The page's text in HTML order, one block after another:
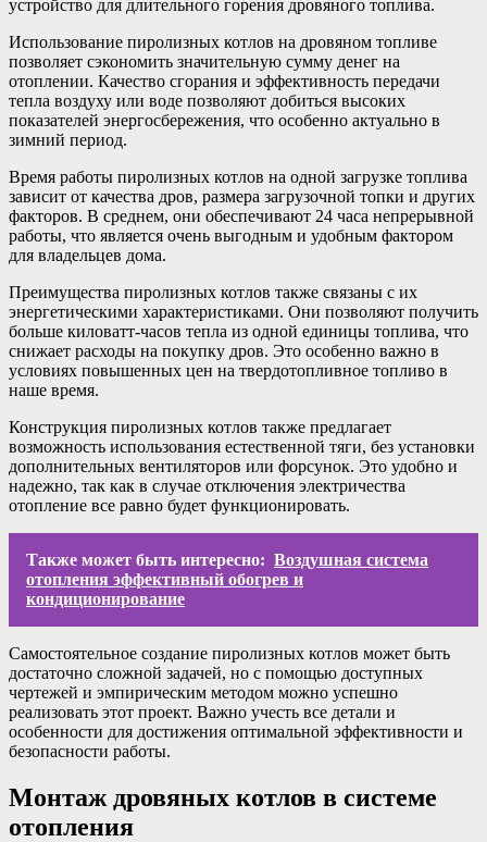
устройство для длительного горения дровяного топлива.
Использование пиролизных котлов на дровяном топливе
позволяет сэкономить значительную сумму денег на
отоплении. Качество сгорания и эффективность передачи
тепла воздуху или воде позволяют добиться высоких
показателей энергосбережения, что особенно актуально в
зимний период.
Время работы пиролизных котлов на одной загрузке топлива
зависит от качества дров, размера загрузочной топки и других
факторов. В среднем, они обеспечивают 24 часа непрерывной
работы, что является очень выгодным и удобным фактором
для владельцев дома.
Преимущества пиролизных котлов также связаны с их
энергетическими характеристиками. Они позволяют получить
больше киловатт-часов тепла из одной единицы топлива, что
снижает расходы на покупку дров. Это особенно важно в
условиях повышенных цен на твердотопливное топливо в
наше время.
Конструкция пиролизных котлов также предлагает
возможность использования естественной тяги, без установки
дополнительных вентиляторов или форсунок. Это удобно и
надежно, так как в случае отключения электричества
отопление все равно будет функционировать.
Также может быть интересно: Воздушная система
отопления эффективный обогрев и
кондиционирование
Самостоятельное создание пиролизных котлов может быть
достаточно сложной задачей, но с помощью доступных
чертежей и эмпирическим методом можно успешно
реализовать этот проект. Важно учесть все детали и
особенности для достижения оптимальной эффективности и
безопасности работы.
Монтаж дровяных котлов в системе
отопления